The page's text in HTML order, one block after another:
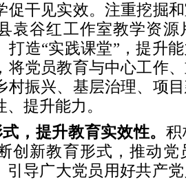
促干见实效。注重挖掘
袁谷红工作室教学资
打造“实践课堂”，提升
将党员教育与中心工作
村振兴、基层治理、项
提升能力。
，提升教育实效性。 积
创新教育形式，推动党
引导广大党员用好共产